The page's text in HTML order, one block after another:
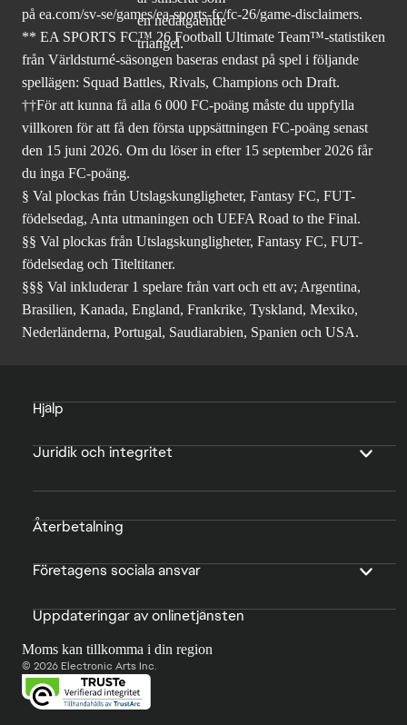
på ea.com/sv-se/games/ea-sports-fc/fc-26/game-disclaimers.
** EA SPORTS FC™ 26 Football Ultimate Team™-statistiken
från Världsturné-säsongen baseras endast på spel i följande
spellägen: Squad Battles, Rivals, Champions och Draft.
††För att kunna få alla 6 000 FC-poäng måste du uppfylla
villkoren för att få den första uppsättningen FC-poäng senast
den 15 juni 2026. Om du löser in efter 15 september 2026 får
du inga FC-poäng.
§ Val plockas från Utslagskungligheter, Fantasy FC, FUT-
födelsedag, Anta utmaningen och UEFA Road to the Final.
§§ Val plockas från Utslagskungligheter, Fantasy FC, FUT-
födelsedag och Titeltitaner.
§§§ Val inkluderar 1 spelare från vart och ett av; Argentina,
Brasilien, Kanada, England, Frankrike, Tyskland, Mexiko,
Nederländerna, Portugal, Saudiarabien, Spanien och USA.
Hjälp
Juridik och integritet
Återbetalning
Företagens sociala ansvar
Uppdateringar av onlinetjänsten
Moms kan tillkomma i din region
© 2026 Electronic Arts Inc.